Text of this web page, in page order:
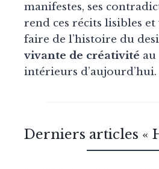
manifestes, ses
rend ces récits lisibles
faire de l’histoire du
vivante de créativité au
intérieurs d’aujourd’hui.
Derniers articles «